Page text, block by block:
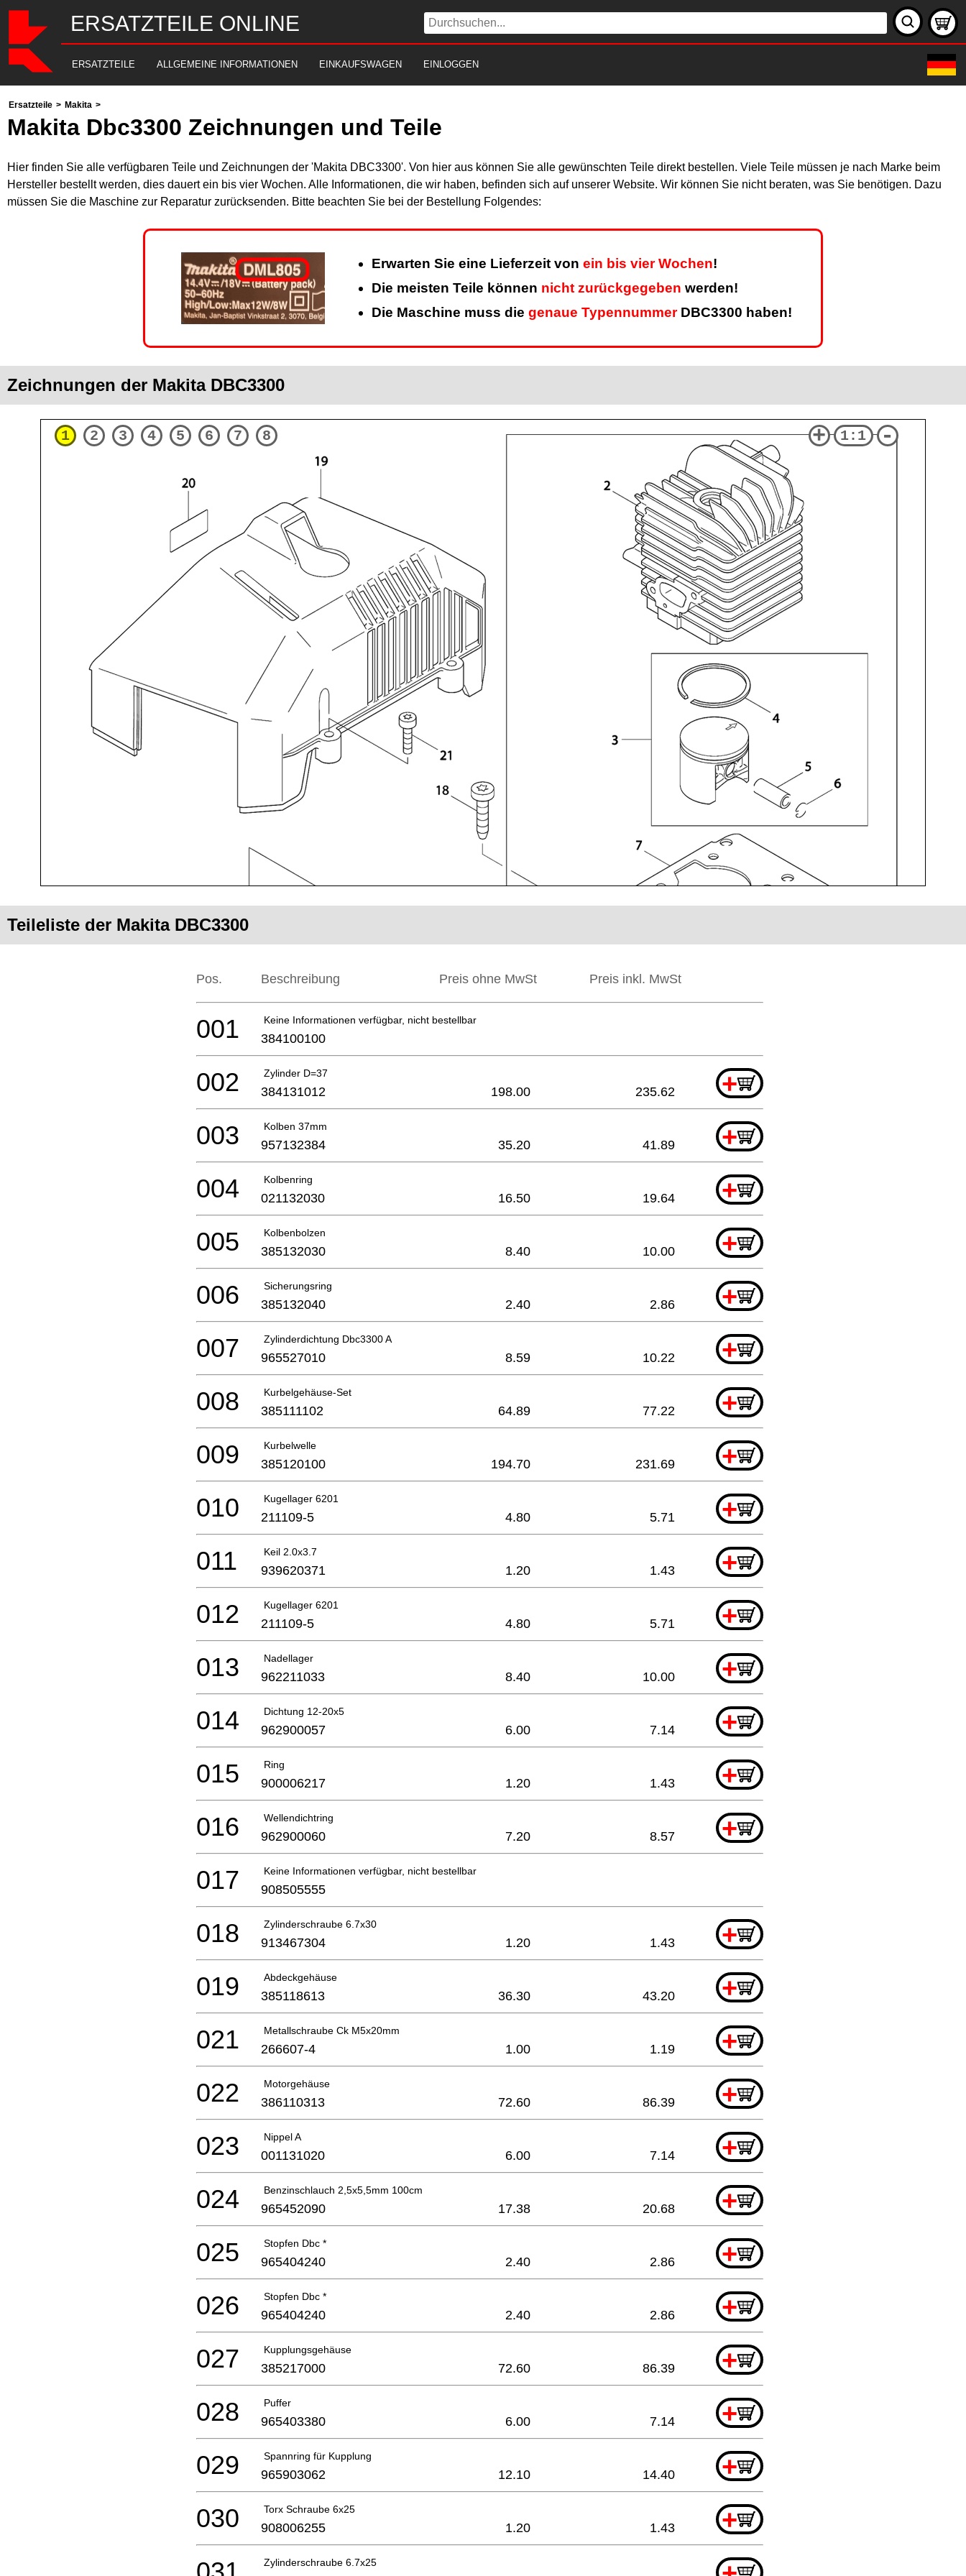
ERSATZTEILE ONLINE
ERSATZTEILE ALLGEMEINE INFORMATIONEN EINKAUFSWAGEN EINLOGGEN
Ersatzteile > Makita >
Makita Dbc3300 Zeichnungen und Teile
Hier finden Sie alle verfügbaren Teile und Zeichnungen der 'Makita DBC3300'. Von hier aus können Sie alle gewünschten Teile direkt bestellen. Viele Teile müssen je nach Marke beim
Hersteller bestellt werden, dies dauert ein bis vier Wochen. Alle Informationen, die wir haben, befinden sich auf unserer Website. Wir können Sie nicht beraten, was Sie benötigen. Dazu
müssen Sie die Maschine zur Reparatur zurücksenden. Bitte beachten Sie bei der Bestellung Folgendes:
Erwarten Sie eine Lieferzeit von ein bis vier Wochen!
Die meisten Teile können nicht zurückgegeben werden!
Die Maschine muss die genaue TypennummerDBC3300 haben!
Zeichnungen der Makita DBC3300
1 2 3 4 5 6 7 8 + 1:1 -
Teileliste der Makita DBC3300
Pos. Beschreibung Preis ohne MwSt Preis inkl. MwSt
Keine Informationen verfügbar, nicht bestellbar
001 384100100
Zylinder D=37 +
002 384131012 198.00 235.62
Kolben 37mm +
003 957132384 35.20 41.89
Kolbenring +
004 021132030 16.50 19.64
Kolbenbolzen +
005 385132030 8.40 10.00
Sicherungsring +
006 385132040 2.40 2.86
Zylinderdichtung Dbc3300 A +
007 965527010 8.59 10.22
Kurbelgehäuse-Set +
008 385111102 64.89 77.22
Kurbelwelle +
009 385120100 194.70 231.69
Kugellager 6201 +
010 211109-5 4.80 5.71
Keil 2.0x3.7 +
011 939620371 1.20 1.43
Kugellager 6201 +
012 211109-5 4.80 5.71
Nadellager +
013 962211033 8.40 10.00
Dichtung 12-20x5 +
014 962900057 6.00 7.14
Ring +
015 900006217 1.20 1.43
Wellendichtring +
016 962900060 7.20 8.57
Keine Informationen verfügbar, nicht bestellbar
017 908505555
Zylinderschraube 6.7x30 +
018 913467304 1.20 1.43
Abdeckgehäuse +
019 385118613 36.30 43.20
Metallschraube Ck M5x20mm +
021 266607-4 1.00 1.19
Motorgehäuse +
022 386110313 72.60 86.39
Nippel A +
023 001131020 6.00 7.14
Benzinschlauch 2,5x5,5mm 100cm +
024 965452090 17.38 20.68
Stopfen Dbc * +
025 965404240 2.40 2.86
Stopfen Dbc * +
026 965404240 2.40 2.86
Kupplungsgehäuse +
027 385217000 72.60 86.39
Puffer +
028 965403380 6.00 7.14
Spannring für Kupplung +
029 965903062 12.10 14.40
Torx Schraube 6x25 +
030 908006255 1.20 1.43
Zylinderschraube 6.7x25